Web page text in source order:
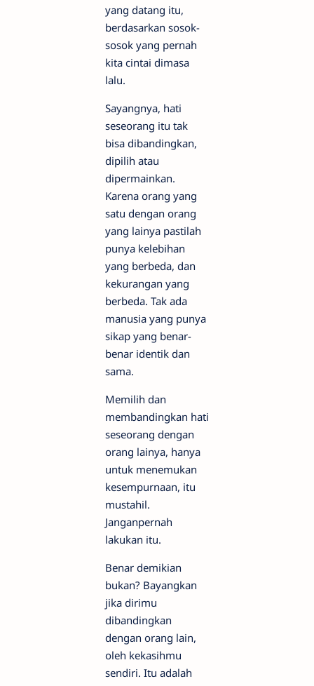
yang datang itu,
berdasarkan sosok-
sosok yang pernah
kita cintai dimasa
lalu.
Sayangnya, hati
seseorang itu tak
bisa dibandingkan,
dipilih atau
dipermainkan.
Karena orang yang
satu dengan orang
yang lainya pastilah
punya kelebihan
yang berbeda, dan
kekurangan yang
berbeda. Tak ada
manusia yang punya
sikap yang benar-
benar identik dan
sama.
Memilih dan
membandingkan hati
seseorang dengan
orang lainya, hanya
untuk menemukan
kesempurnaan, itu
mustahil.
Janganpernah
lakukan itu.
Benar demikian
bukan? Bayangkan
jika dirimu
dibandingkan
dengan orang lain,
oleh kekasihmu
sendiri. Itu adalah